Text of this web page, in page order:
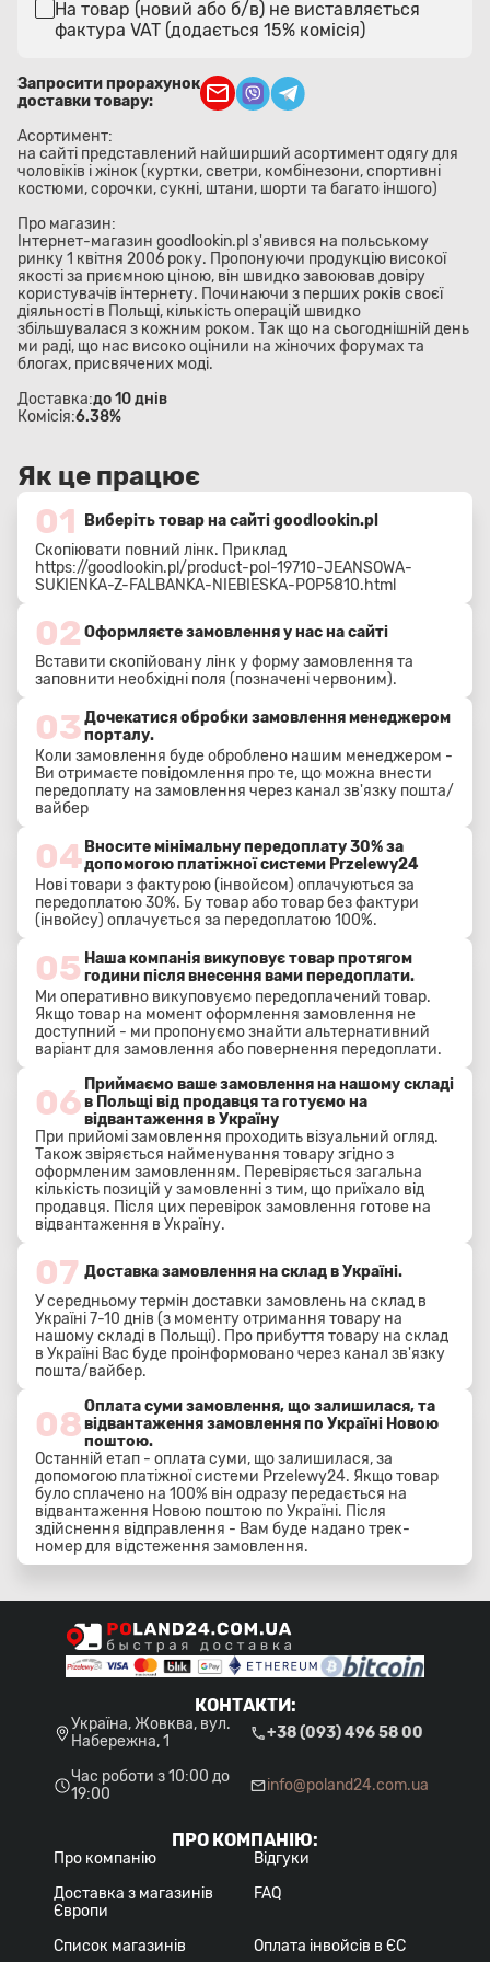
На товар (новий або б/в) не виставляється
фактура VAT (додається 15% комісія)
Запросити прорахунок
доставки товару:
Асортимент:
на сайті представлений найширший асортимент одягу для
чоловіків і жінок (куртки, светри, комбінезони, спортивні
костюми, сорочки, сукні, штани, шорти та багато іншого)
Про магазин:
Інтернет-магазин goodlookin.pl з'явився на польському
ринку 1 квітня 2006 року. Пропонуючи продукцію високої
якості за приємною ціною, він швидко завоював довіру
користувачів інтернету. Починаючи з перших років своєї
діяльності в Польщі, кількість операцій швидко
збільшувалася з кожним роком. Так що на сьогоднішній день
ми раді, що нас високо оцінили на жіночих форумах та
блогах, присвячених моді.
Доставка:до 10 днів
Комісія:6.38%
Як це працює
01
Виберіть товар на сайті goodlookin.pl
Скопіювати повний лінк. Приклад
https://goodlookin.pl/product-pol-19710-JEANSOWA-
SUKIENKA-Z-FALBANKA-NIEBIESKA-POP5810.html
02 Оформляєте замовлення у нас на сайті
Вставити скопійовану лінк у форму замовлення та
заповнити необхідні поля (позначені червоним).
03Дочекатися обробки замовлення менеджером
порталу.
Коли замовлення буде оброблено нашим менеджером -
Ви отримаєте повідомлення про те, що можна внести
передоплату на замовлення через канал зв'язку пошта/
вайбер
04 Вносите мінімальну передоплату 30% за
допомогою платіжної системи Przelewy24
Нові товари з фактурою (інвойсом) оплачуються за
передоплатою 30%. Бу товар або товар без фактури
(інвойсу) оплачується за передоплатою 100%.
05 Наша компанія викуповує товар протягом
години після внесення вами передоплати.
Ми оперативно викуповуємо передоплачений товар.
Якщо товар на момент оформлення замовлення не
доступний - ми пропонуємо знайти альтернативний
варіант для замовлення або повернення передоплати.
06 Приймаємо ваше замовлення на нашому складі
в Польщі від продавця та готуємо на
відвантаження в Україну
При прийомі замовлення проходить візуальний огляд.
Також звіряється найменування товару згідно з
оформленим замовленням. Перевіряється загальна
кількість позицій у замовленні з тим, що приїхало від
продавця. Після цих перевірок замовлення готове на
відвантаження в Україну.
07 Доставка замовлення на склад в Україні.
У середньому термін доставки замовлень на склад в
Україні 7-10 днів (з моменту отримання товару на
нашому складі в Польщі). Про прибуття товару на склад
в Україні Вас буде проінформовано через канал зв'язку
пошта/вайбер.
08Оплата суми замовлення, що залишилася, та
відвантаження замовлення по Україні Новою
поштою.
Останній етап - оплата суми, що залишилася, за
допомогою платіжної системи Przelewy24. Якщо товар
було сплачено на 100% він одразу передається на
відвантаження Новою поштою по Україні. Після
здійснення відправлення - Вам буде надано трек-
номер для відстеження замовлення.
ПРО КОМПАНІЮ:
Про компанію
Доставка з магазинів
Європи
Список магазинів
Відгуки
FAQ
Оплата інвойсів в ЄС
КОНТАКТИ:
Україна, Жовква, вул.
Набережна, 1
Час роботи з 10:00 до
19:00
+38 (093) 496 58 00
info@poland24.com.ua